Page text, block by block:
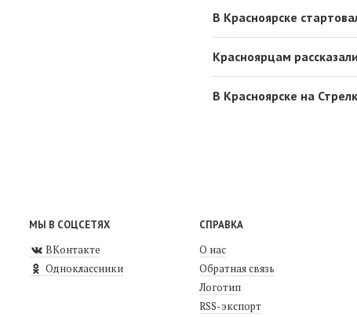
В Красноярске
Красноярцам
В Красноярске на
МЫ В СОЦСЕТЯХ
ВКонтакте
Одноклассники
СПРАВКА
О нас
Обратная связь
Логотип
RSS-экспорт